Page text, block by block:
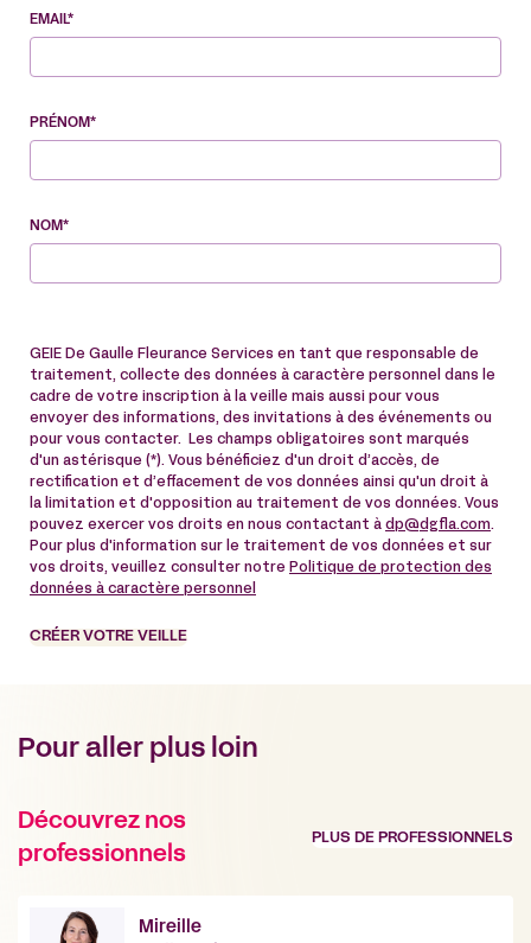
EMAIL*
PRÉNOM*
NOM*
GEIE De Gaulle Fleurance Services en tant que responsable de
traitement, collecte des données à caractère personnel dans le
cadre de votre inscription à la veille mais aussi pour vous
envoyer des informations, des invitations à des événements ou
pour vous contacter. Les champs obligatoires sont marqués
d'un astérisque (*). Vous bénéficiez d'un droit d’accès, de
rectification et d’effacement de vos données ainsi qu'un droit à
la limitation et d'opposition au traitement de vos données. Vous
pouvez exercer vos droits en nous contactant à dp@dgfla.com.
Pour plus d'information sur le traitement de vos données et sur
vos droits, veuillez consulter notre Politique de protection des
données à caractère personnel
CRÉER VOTRE VEILLE
Pour aller plus loin
Découvrez nos
professionnels
PLUS DE PROFESSIONNELS
Mireille